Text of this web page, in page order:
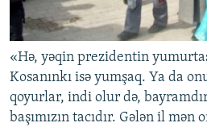
«Hə, yəqin prezidentin
Kosanınkı isə yumşaq. Ya da
qoyurlar, indi olur də,
başımızın tacıdır. Gələn il mən